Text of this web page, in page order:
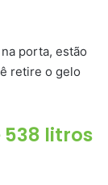
porta, estão
retire o gelo
538 litros